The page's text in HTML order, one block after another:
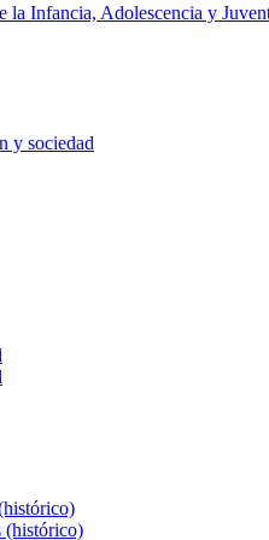
la Infancia, Adolescencia y
y sociedad
(histórico)